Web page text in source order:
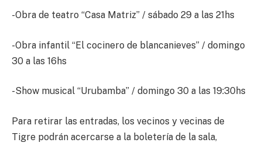
-Obra de teatro “Casa Matriz” / sábado 29 a las 21hs
-Obra infantil “El cocinero de blancanieves” / domingo
30 a las 16hs
-Show musical “Urubamba” / domingo 30 a las 19:30hs
Para retirar las entradas, los vecinos y vecinas de
Tigre podrán acercarse a la boletería de la sala,